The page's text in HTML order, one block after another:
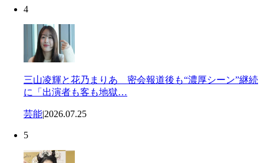
4
三山凌輝と花乃まりあ 密会報道後も“濃厚シーン”継続
に「出演者も客も地獄…
芸能|2026.07.25
5